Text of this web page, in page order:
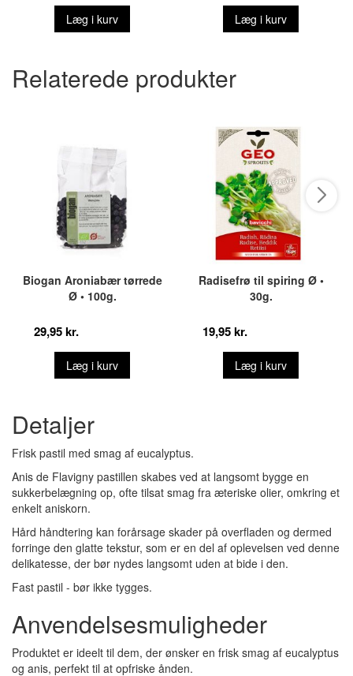
Læg i kurv Læg i kurv
Relaterede produkter
Biogan Aroniabær tørrede
Ø • 100g.
29,95 kr.
Læg i kurv
Radisefrø til spiring Ø •
30g.
19,95 kr.
Læg i kurv
Detaljer
Frisk pastil med smag af eucalyptus.
Anis de Flavigny pastillen skabes ved at langsomt bygge en
sukkerbelægning op, ofte tilsat smag fra æteriske olier, omkring et
enkelt aniskorn.
Hård håndtering kan forårsage skader på overfladen og dermed
forringe den glatte tekstur, som er en del af oplevelsen ved denne
delikatesse, der bør nydes langsomt uden at bide i den.
Fast pastil - bør ikke tygges.
Anvendelsesmuligheder
Produktet er ideelt til dem, der ønsker en frisk smag af eucalyptus
og anis, perfekt til at opfriske ånden.